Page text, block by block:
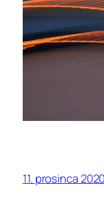
11. prosinca